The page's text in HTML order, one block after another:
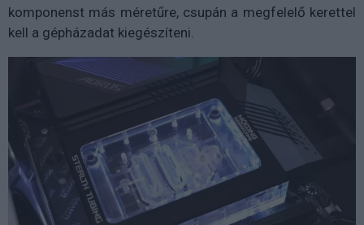
komponenst más méretűre, csupán a megfelelő kerettel
kell a gépházadat kiegészíteni.